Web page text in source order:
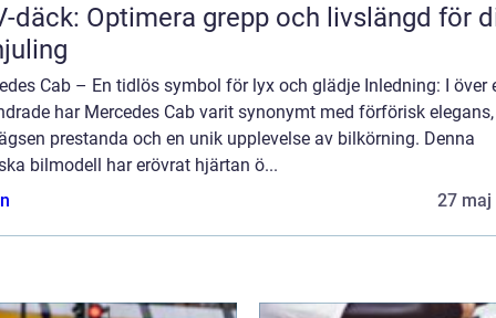
däck: Optimera grepp och livslängd för
Cab – En tidlös symbol för lyx och glädje Inledning: I över
har Mercedes Cab varit synonymt med förförisk elegans,
prestanda och en unik upplevelse av bilkörning. Denna
bilmodell har erövrat hjärtan ö...
27 maj